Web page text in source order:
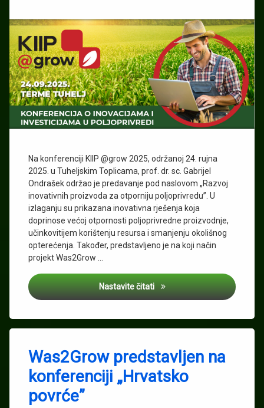
Na konferenciji KIIP @grow 2025, održanoj 24. rujna
2025. u Tuheljskim Toplicama, prof. dr. sc. Gabrijel
Ondrašek održao je predavanje pod naslovom „Razvoj
inovativnih proizvoda za otporniju poljoprivredu”. U
izlaganju su prikazana inovativna rješenja koja
doprinose većoj otpornosti poljoprivredne proizvodnje,
učinkovitijem korištenju resursa i smanjenju okolišnog
opterećenja. Također, predstavljeno je na koji način
projekt Was2Grow …
Nastavite čitati Konferencija KIIP @grow
Was2grow
Was2Grow predstavljen na
konferenciji „Hrvatsko
povrće”
Agronomski
fakultet
Biootpad
Gabrijel
Ondrašek